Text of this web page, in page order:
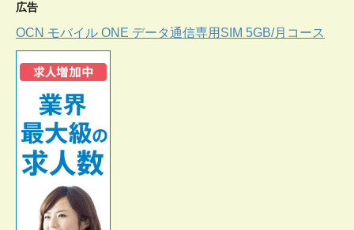
広告
OCN モバイル ONE データ通信専用SIM 5GB/月コース